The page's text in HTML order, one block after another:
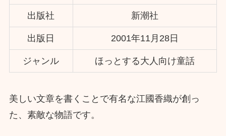
出版社 新潮社
出版日 2001年11月28日
ジャンル ほっとする大人向け童話
美しい文章を書くことで有名な江國香織が創っ
た、素敵な物語です。